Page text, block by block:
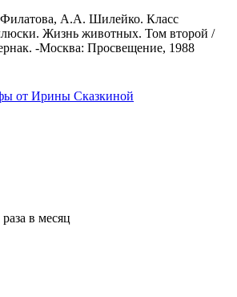
А.А. Шилейко. Класс
Жизнь животных. Том второй /
-Москва: Просвещение, 1988
в месяц